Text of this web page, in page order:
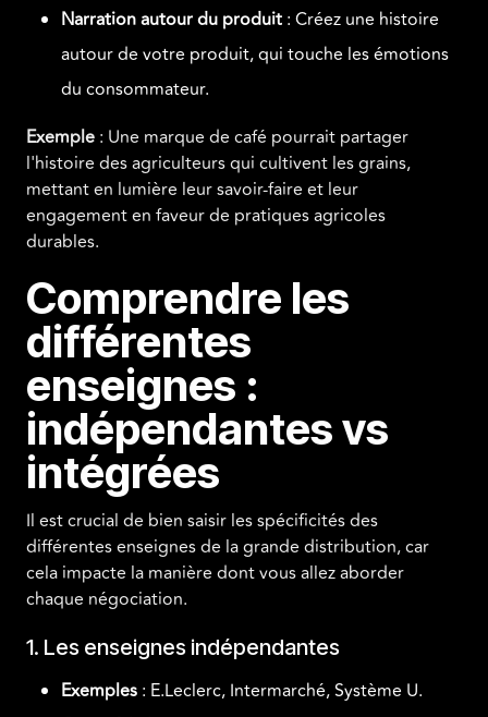
Narration autour du produit : Créez une histoire
autour de votre produit, qui touche les émotions
du consommateur.
Exemple : Une marque de café pourrait partager
l'histoire des agriculteurs qui cultivent les grains,
mettant en lumière leur savoir-faire et leur
engagement en faveur de pratiques agricoles
durables.
Comprendre les
différentes
enseignes :
indépendantes vs
intégrées
Il est crucial de bien saisir les spécificités des
différentes enseignes de la grande distribution, car
cela impacte la manière dont vous allez aborder
chaque négociation.
1. Les enseignes indépendantes
Exemples : E.Leclerc, Intermarché, Système U.